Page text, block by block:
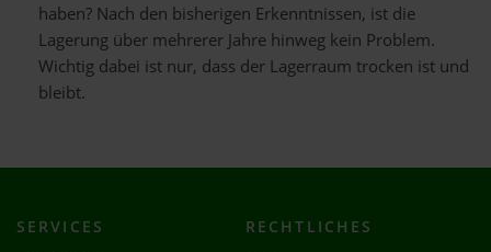
haben? Nach den bisherigen Erkenntnissen, ist die
Lagerung über mehrerer Jahre hinweg kein Problem.
Wichtig dabei ist nur, dass der Lagerraum trocken ist und
bleibt.
SERVICES RECHTLICHES